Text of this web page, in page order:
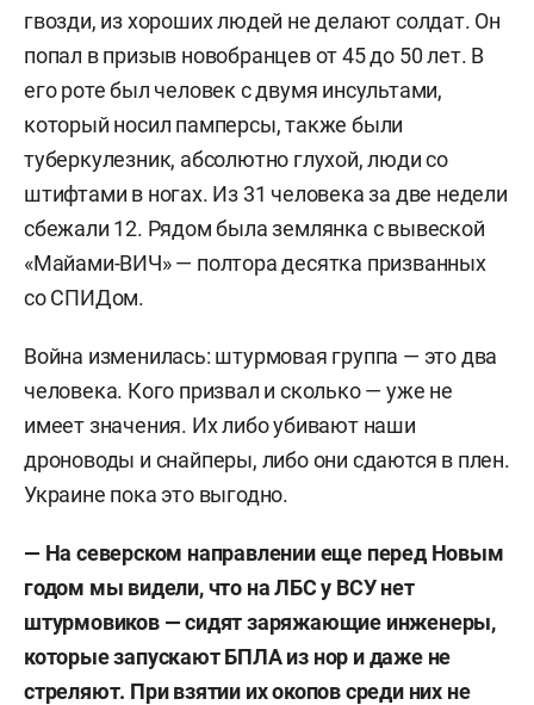
гвозди, из хороших людей не делают солдат. Он
попал в призыв новобранцев от 45 до 50 лет. В
его роте был человек с двумя инсультами,
который носил памперсы, также были
туберкулезник, абсолютно глухой, люди со
штифтами в ногах. Из 31 человека за две недели
сбежали 12. Рядом была землянка с вывеской
«Майами-ВИЧ» — полтора десятка призванных
со СПИДом.
Война изменилась: штурмовая группа — это два
человека. Кого призвал и сколько — уже не
имеет значения. Их либо убивают наши
дроноводы и снайперы, либо они сдаются в плен.
Украине пока это выгодно.
— На северском направлении еще перед Новым
годом мы видели, что на ЛБС у ВСУ нет
штурмовиков — сидят заряжающие инженеры,
которые запускают БПЛА из нор и даже не
стреляют. При взятии их окопов среди них не